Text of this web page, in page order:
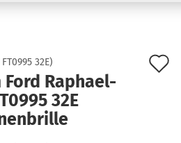
vergessen?
FT0995 32E)
Ford Raphael-
32E